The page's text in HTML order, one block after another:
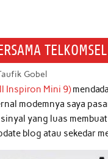
Gobel
Inspiron Mini 9)
modemnya saya
yang luas
blog atau sekedar